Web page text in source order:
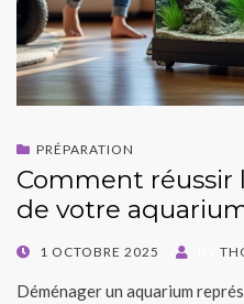
PRÉPARATION
Comment
de votre
POSTED
1 OCTOBRE 2025
Déménager un aquarium